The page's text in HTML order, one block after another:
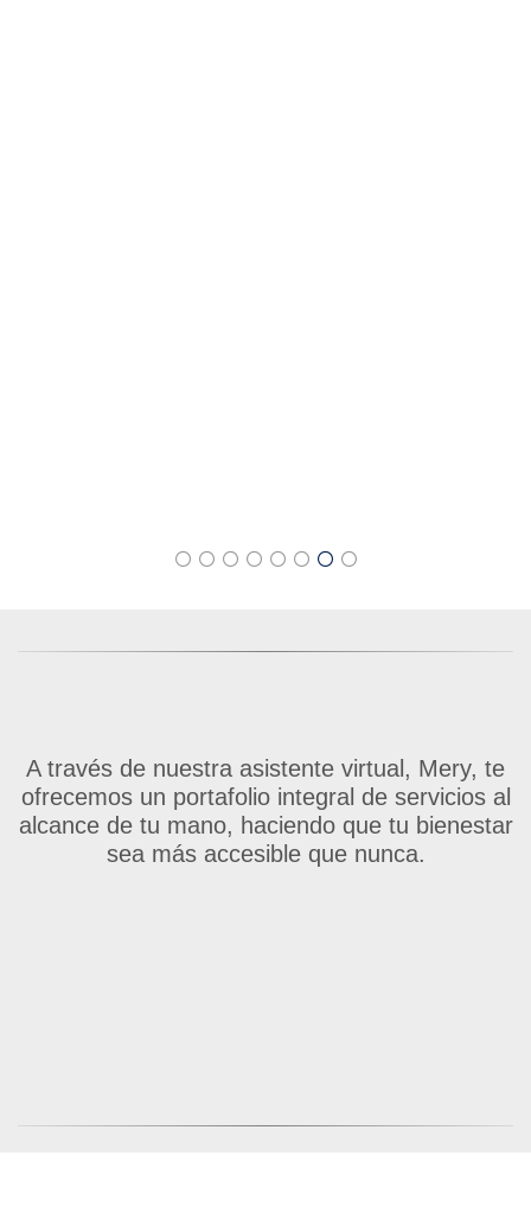
A través de nuestra asistente virtual, Mery, te
ofrecemos un portafolio integral de servicios al
alcance de tu mano, haciendo que tu bienestar
sea más accesible que nunca.